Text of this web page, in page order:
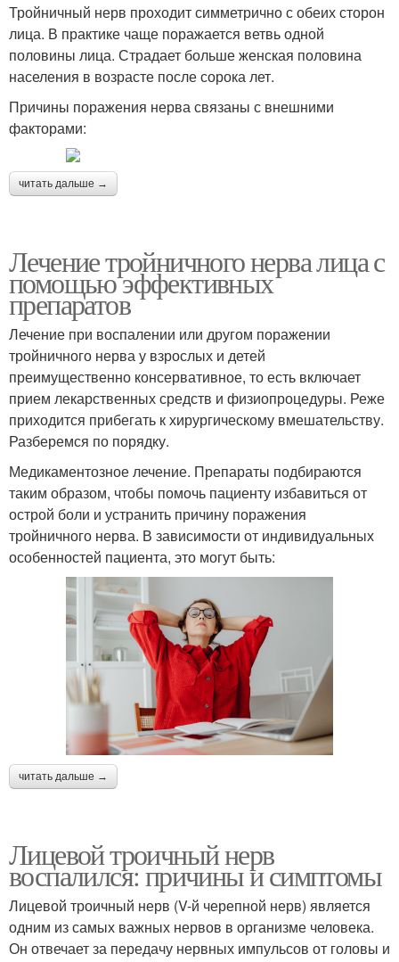
Тройничный нерв проходит симметрично с обеих сторон
лица. В практике чаще поражается ветвь одной
половины лица. Страдает больше женская половина
населения в возрасте после сорока лет.
Причины поражения нерва связаны с внешними
факторами:
читать дальше →
Лечение тройничного нерва лица с
помощью эффективных
препаратов
Лечение при воспалении или другом поражении
тройничного нерва у взрослых и детей
преимущественно консервативное, то есть включает
прием лекарственных средств и физиопроцедуры. Реже
приходится прибегать к хирургическому вмешательству.
Разберемся по порядку.
Медикаментозное лечение. Препараты подбираются
таким образом, чтобы помочь пациенту избавиться от
острой боли и устранить причину поражения
тройничного нерва. В зависимости от индивидуальных
особенностей пациента, это могут быть:
читать дальше →
Лицевой троичный нерв
воспалился: причины и симптомы
Лицевой троичный нерв (V-й черепной нерв) является
одним из самых важных нервов в организме человека.
Он отвечает за передачу нервных импульсов от головы и